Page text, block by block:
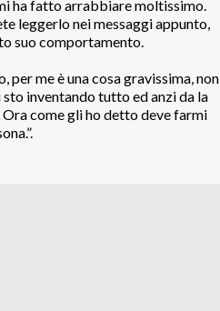
ha fatto arrabbiare moltissimo.
leggerlo nei messaggi appunto,
suo comportamento.
per me è una cosa gravissima, non
inventando tutto ed anzi da la
come gli ho detto deve farmi